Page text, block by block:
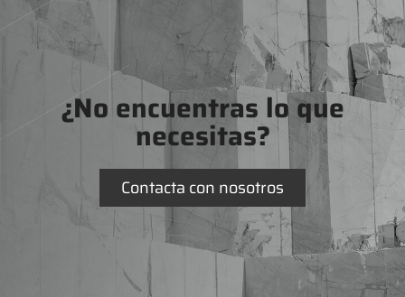
¿No encuentras lo que
necesitas?
Contacta con nosotros